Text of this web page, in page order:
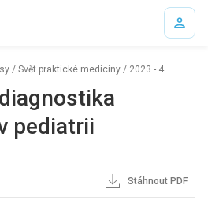
/ Svět praktické medicíny / 2023 - 4
pediatrii
Stáhnout PDF